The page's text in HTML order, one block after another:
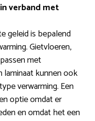
verband met
geleid is bepalend
Gietvloeren,
met
laminaat kunnen ook
verwarming. Een
optie omdat er
en omdat het een